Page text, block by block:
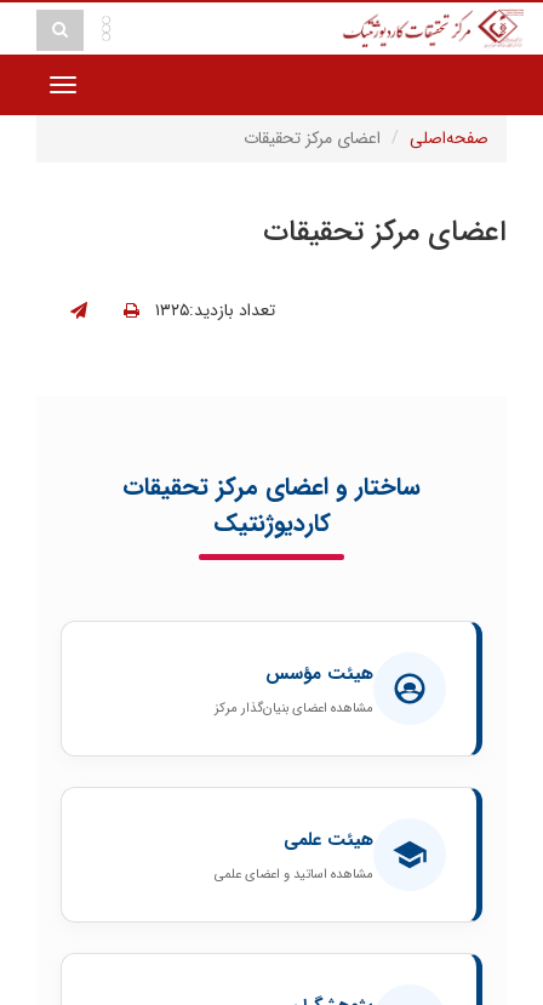
Toggle
صفحه‌اصلی
اعضای مرکز تحقیقات
اعضای مرکز تحقیقات
تعداد بازدید:۱۳۲۵
ساختار و اعضای مرکز تحقیقات
کاردیوژنتیک
هیئت مؤسس
مشاهده اعضای بنیان‌گذار مرکز
هیئت علمی
مشاهده اساتید و اعضای علمی